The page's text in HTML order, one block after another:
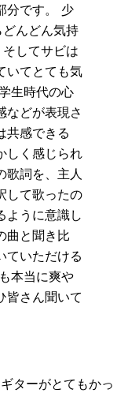
分です。 少
んどん気持
してサビは
いてとても気
生時代の心
などが表現さ
共感できる
しく感じられ
歌詞を、主人
して歌ったの
ように意識し
曲と聞き比
ていただける
本当に爽や
皆さん聞いて
ターがとてもかっ